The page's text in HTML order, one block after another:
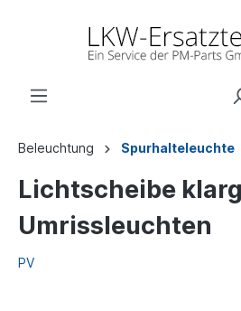
Beleuchtung Spurhalteleuchte
Lichtscheibe
Umrissleuchten
PV